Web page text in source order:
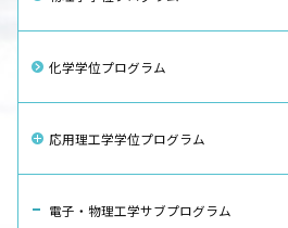
化学学位プログラム
応用理工学学位プログラム
電子・物理工学サブプログラム